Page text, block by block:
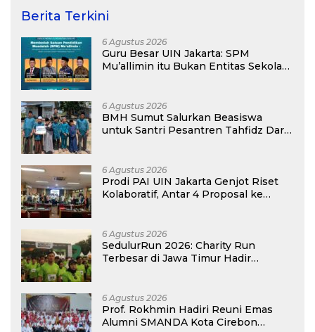
Berita Terkini
6 Agustus 2026
Guru Besar UIN Jakarta: SPM
Mu’allimin itu Bukan Entitas Sekolah
6 Agustus 2026
BMH Sumut Salurkan Beasiswa
untuk Santri Pesantren Tahfidz Darul
6 Agustus 2026
Prodi PAI UIN Jakarta Genjot Riset
Kolaboratif, Antar 4 Proposal ke
6 Agustus 2026
SedulurRun 2026: Charity Run
Terbesar di Jawa Timur Hadir
Guru Honorer
6 Agustus 2026
Prof. Rokhmin Hadiri Reuni Emas
Alumni SMANDA Kota Cirebon